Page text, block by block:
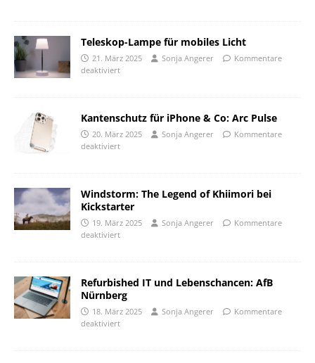
Teleskop-Lampe für mobiles Licht
21. März 2025 Sonja Angerer
Kommentare
deaktiviert
Kantenschutz für iPhone & Co: Arc Pulse
20. März 2025 Sonja Angerer
Kommentare
deaktiviert
Windstorm: The Legend of Khiimori bei
Kickstarter
19. März 2025 Sonja Angerer
Kommentare
deaktiviert
Refurbished IT und Lebenschancen: AfB
Nürnberg
18. März 2025 Sonja Angerer
Kommentare
deaktiviert